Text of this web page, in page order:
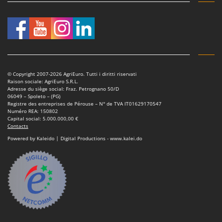
Tondeuses autoportées
Tondeuses débroussailleuses thermiques
Trancheuses
Treuils de débardage
Tronçonneuses
V
Vêtements de Sécurité
Vibroculteurs à tracteur
Landxcape
LAR Casalinghi
Lisam
Lotusgrill
M
M.A.I.BO.
Macom
Macte Ovens
Makita
MAMMAMIA
Marcato
Marina Systems
© Copyright 2007-2026 AgriEuro. Tutti i diritti riservati
Raison sociale: AgriEuro S.R.L.
Adresse du siège social: Fraz. Petrognano 50/D
06049 – Spoleto – (PG)
Registre des entreprises de Pérouse – N° de TVA IT01629170547
Numéro REA: 150802
Capital social: 5.000.000,00 €
Contacts
Powered by Kaleido | Digital Productions - www.kalei.do